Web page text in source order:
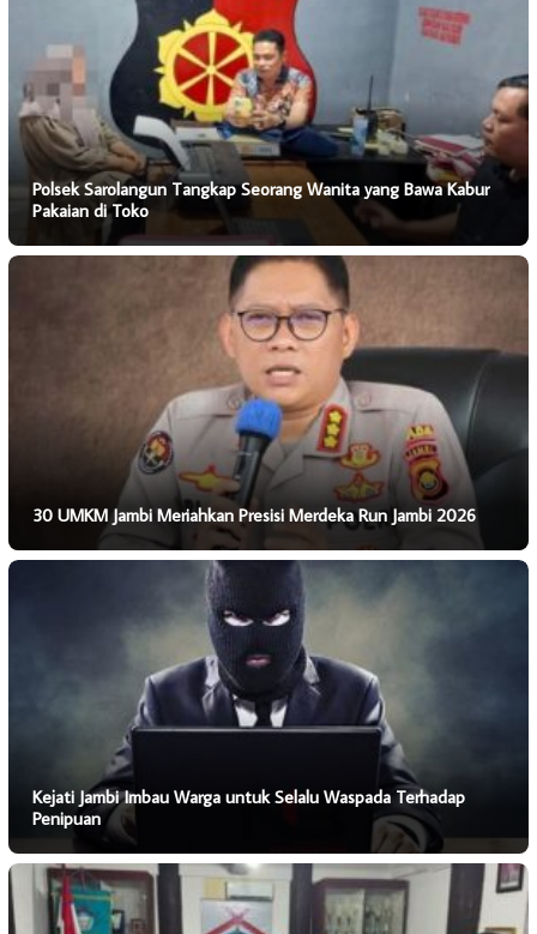
Polsek Sarolangun Tangkap Seorang Wanita yang Bawa Kabur
Pakaian di Toko
30 UMKM Jambi Meriahkan Presisi Merdeka Run Jambi 2026
Kejati Jambi Imbau Warga untuk Selalu Waspada Terhadap
Penipuan